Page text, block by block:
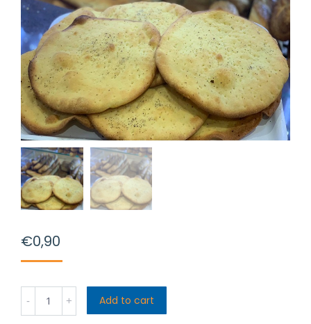
€0,90
Pane
Carasau
Add to cart